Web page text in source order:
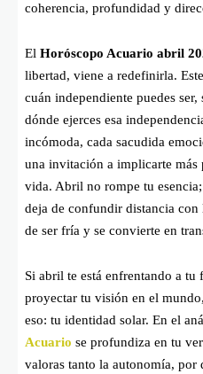
coherencia, profundidad y
El Horóscopo Acuario abril
libertad, viene a redefinirla.
cuán independiente puedes
dónde ejerces esa
incómoda, cada sacudida
una invitación a implicarte más
vida. Abril no rompe tu
deja de confundir distancia
de ser fría y se convierte en
Si abril te está enfrentando a
proyectar tu visión en el
eso: tu identidad solar. En el
Acuario se profundiza en tu
valoras tanto la autonomía, por